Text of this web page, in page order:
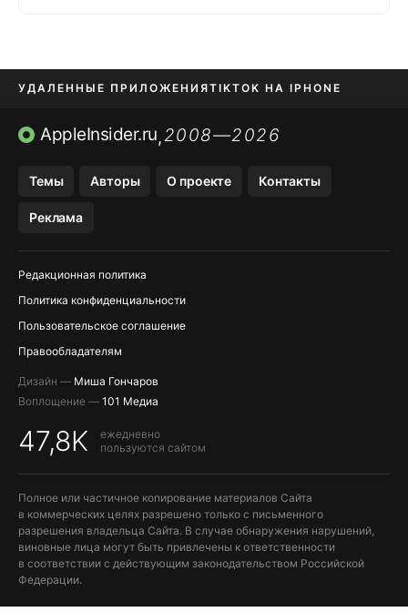
УДАЛЕННЫЕ ПРИЛОЖЕНИЯTIKTOK НА IPHONE
ПРИЛОЖЕНИЯ БЕЗ APP STORE
AppleInsider.ru,2008—2026
Темы Авторы О проекте Контакты
Реклама
Редакционная политика
Политика конфиденциальности
Пользовательское соглашение
Правообладателям
Дизайн — Миша Гончаров
Воплощение — 101 Медиа
47,8K
ежедневно
пользуются сайтом
Полное или частичное копирование материалов Сайта
в коммерческих целях разрешено только с письменного
разрешения владельца Сайта. В случае обнаружения нарушений,
виновные лица могут быть привлечены к ответственности
в соответствии с действующим законодательством Российской
Федерации.